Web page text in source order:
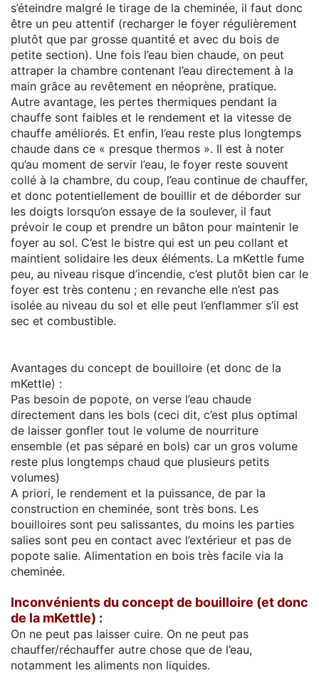
s’éteindre malgré le tirage de la cheminée, il faut donc
être un peu attentif (recharger le foyer régulièrement
plutôt que par grosse quantité et avec du bois de
petite section). Une fois l’eau bien chaude, on peut
attraper la chambre contenant l’eau directement à la
main grâce au revêtement en néoprène, pratique.
Autre avantage, les pertes thermiques pendant la
chauffe sont faibles et le rendement et la vitesse de
chauffe améliorés. Et enfin, l’eau reste plus longtemps
chaude dans ce « presque thermos ». Il est à noter
qu’au moment de servir l’eau, le foyer reste souvent
collé à la chambre, du coup, l’eau continue de chauffer,
et donc potentiellement de bouillir et de déborder sur
les doigts lorsqu’on essaye de la soulever, il faut
prévoir le coup et prendre un bâton pour maintenir le
foyer au sol. C’est le bistre qui est un peu collant et
maintient solidaire les deux éléments. La mKettle fume
peu, au niveau risque d’incendie, c’est plutôt bien car le
foyer est très contenu ; en revanche elle n’est pas
isolée au niveau du sol et elle peut l’enflammer s’il est
sec et combustible.
Avantages du concept de bouilloire (et donc de la
mKettle) :
Pas besoin de popote, on verse l’eau chaude
directement dans les bols (ceci dit, c’est plus optimal
de laisser gonfler tout le volume de nourriture
ensemble (et pas séparé en bols) car un gros volume
reste plus longtemps chaud que plusieurs petits
volumes)
A priori, le rendement et la puissance, de par la
construction en cheminée, sont très bons. Les
bouilloires sont peu salissantes, du moins les parties
salies sont peu en contact avec l’extérieur et pas de
popote salie. Alimentation en bois très facile via la
cheminée.
Inconvénients du concept de bouilloire (et donc
de la mKettle) :
On ne peut pas laisser cuire. On ne peut pas
chauffer/réchauffer autre chose que de l’eau,
notamment les aliments non liquides.